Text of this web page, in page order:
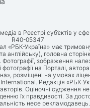
в Реєстрі суб’єктів у
R40-05347
«РБК-Україна» має
англійську), головна
. Фотографії, зображення
на Порталі,
розміщені на умовах
Редакція «РБК-
Оціночні судження
їх правдивості. За
несе